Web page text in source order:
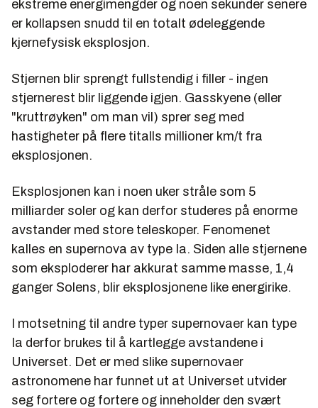
ekstreme energimengder og noen sekunder senere
er kollapsen snudd til en totalt ødeleggende
kjernefysisk eksplosjon.
Stjernen blir sprengt fullstendig i filler - ingen
stjernerest blir liggende igjen. Gasskyene (eller
"kruttrøyken" om man vil) sprer seg med
hastigheter på flere titalls millioner km/t fra
eksplosjonen.
Eksplosjonen kan i noen uker stråle som 5
milliarder soler og kan derfor studeres på enorme
avstander med store teleskoper. Fenomenet
kalles en supernova av type Ia. Siden alle stjernene
som eksploderer har akkurat samme masse, 1,4
ganger Solens, blir eksplosjonene like energirike.
I motsetning til andre typer supernovaer kan type
Ia derfor brukes til å kartlegge avstandene i
Universet. Det er med slike supernovaer
astronomene har funnet ut at Universet utvider
seg fortere og fortere og inneholder den svært